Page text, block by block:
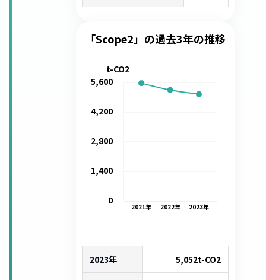
「Scope2」の過去3年の推移
2021年 2022年 2023年
0
1,400
2,800
4,200
5,600
t-CO2
2023年 5,052t-CO2